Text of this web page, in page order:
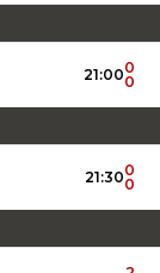
21:000
0
21:300
0